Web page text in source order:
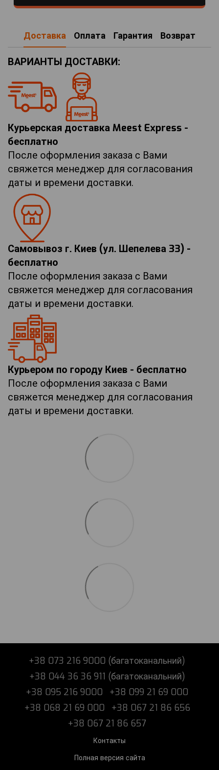
Доставка Оплата Гарантия Возврат
ВАРИАНТЫ ДОСТАВКИ:
Курьерская доставка Meest Express -
бесплатно
После оформления заказа с Вами
свяжется менеджер для согласования
даты и времени доставки.
Самовывоз г. Киев (ул. Шепелева 33) -
бесплатно
После оформления заказа с Вами
свяжется менеджер для согласования
даты и времени доставки.
Курьером по городу Киев - бесплатно
После оформления заказа с Вами
свяжется менеджер для согласования
даты и времени доставки.
+38 073 216 9000 (багатоканальний)
+38 044 36 36 911 (багатоканальний)
+38 095 216 9000
+38 099 21 69 000
+38 068 21 69 000
+38 067 21 86 656
+38 067 21 86 657
Контакты
Полная версия сайта